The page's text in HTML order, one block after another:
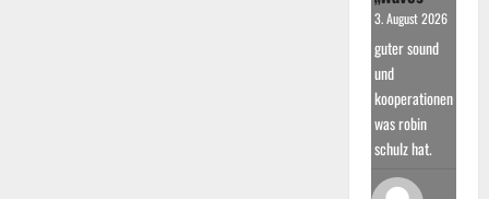
3. August 2026
guter sound
und
kooperationen
was robin
schulz hat.